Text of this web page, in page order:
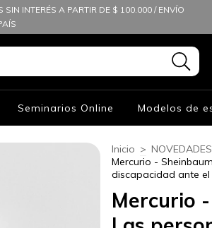
INTERÉS A PARTIR DE $ 100.000 / ENVÍO
Seminarios Online Modelos de
Inicio > NOVEDADES
Mercurio -
discapacidad ante
Mercurio